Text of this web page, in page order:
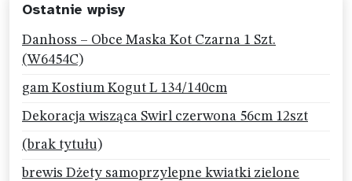
Ostatnie wpisy
Danhoss – Obce Maska Kot Czarna 1 Szt.
(W6454C)
gam Kostium Kogut L 134/140cm
Dekoracja wisząca Swirl czerwona 56cm 12szt
(brak tytułu)
brewis Dżety samoprzylepne kwiatki zielone